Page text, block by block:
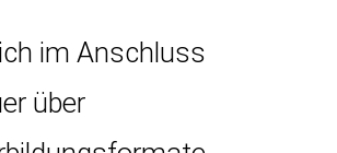
im Anschluss
über